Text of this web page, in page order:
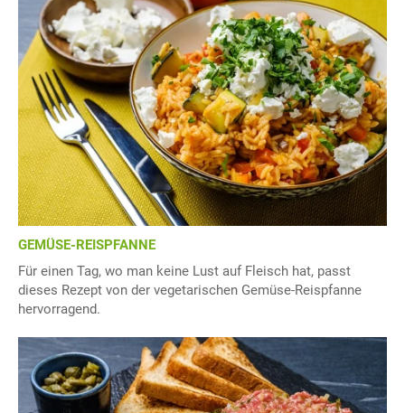
GEMÜSE-REISPFANNE
Für einen Tag, wo man keine Lust auf Fleisch hat, passt
dieses Rezept von der vegetarischen Gemüse-Reispfanne
hervorragend.